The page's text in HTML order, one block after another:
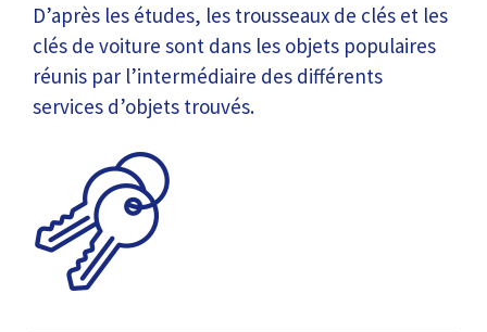
D’après les études, les trousseaux de clés et les
clés de voiture sont dans les objets populaires
réunis par l’intermédiaire des différents
services d’objets trouvés.